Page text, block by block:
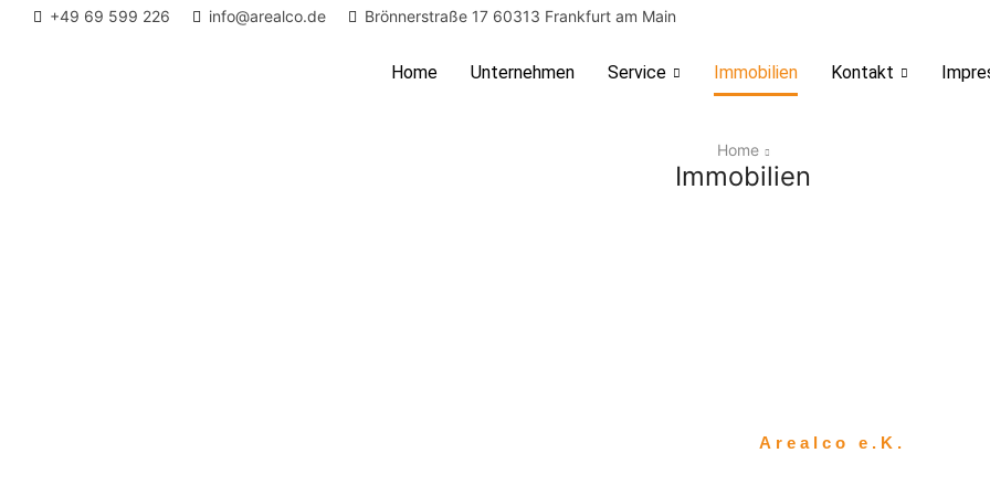
+49 69 599 226 info@arealco.de Brönnerstraße 17 60313 Frankfurt am Main
Home Unternehmen Service Immobilien Kontakt
Home
Immobilien
Arealco e.K.